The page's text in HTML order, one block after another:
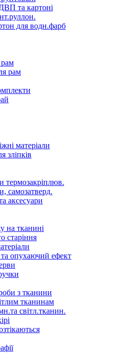
та картоні
для водн.фарб
рам
матеріали
зліпків
термозакріплюв.
самозатверд.
аксесуари
на тканині
старіння
опухаючий ефект
з тканини
тканинам
світл.тканин.